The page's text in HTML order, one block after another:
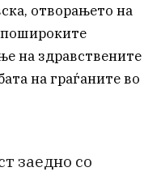
отворањето на
на здравствените
на граѓаните во
заедно со